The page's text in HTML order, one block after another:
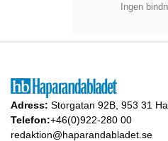
Ingen
Adress: Storgatan 92B, 953 31
Telefon:+46(0)922-280 00
redaktion@haparandabladet.se